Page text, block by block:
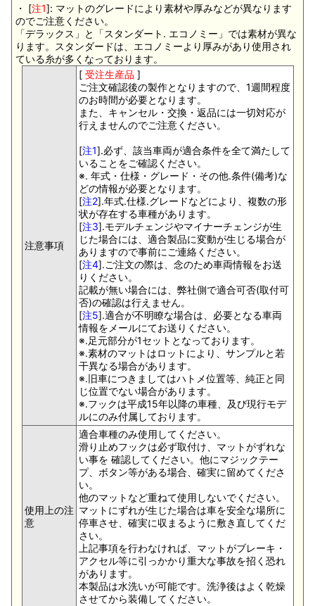
・ [注1]: マットのグレードにより素材や厚みなどが異なります
のでご注意ください。
「デラックス」と「スタンダート. エコノミー」では素材が異な
ります。スタンダードは、エコノミーより厚みがあり使用され
ている糸が多くなっております。
注意事項
[ 受注生産品 ]
ご注文確認後の製作となりますので、1週間程度
のお時間が必要となります。
また、キャンセル・交換・返品には一切対応が
行えませんのでご注意ください。
[注1].必ず、該当車両が適合条件を全て満たして
いることをご確認ください。
※. 年式・仕様・グレード・その他.条件(備考)な
どの情報が必要となります。
[注2].年式.仕様.グレードなどにより、複数の形
状が存在する車種があります。
[注3].モデルチェンジやマイナーチェンジが生
じた場合には、適合製品に変動が生じる場合が
ありますので事前にご連絡ください。
[注4].ご注文の際は、念のため車両情報をお送
りください。
記載が無い場合には、弊社側で適合可否(取付可
否)の確認は行えません。
[注5].適合が不明瞭な場合は、必要となる車両
情報をメールにてお送りください。
※.足元部分が1セットとなっております。
※.素材のマットはロットにより、サンプルと若
干異なる場合があります。
※.旧車につきましてはハトメ位置等、純正と同
じ位置でない場合があります。
※.フックは平成15年以降の車種、及び現行モデ
ルにのみ付属しております。
使用上の注
意
適合車種のみ使用してください。
滑り止めフックは必ず取付け、マットがずれな
い事を 確認してください。他にマジックテー
プ、ボタン等がある場合、確実に留めてくださ
い。
他のマットなど重ねて使用しないでください。
マットにずれが生じた場合は車を安全な場所に
停車させ、確実に収まるように敷き直してくだ
さい。
上記事項を行わなければ、マットがブレーキ・
アクセル等に引っかかり重大な事故を招く恐れ
があります。
本製品は水洗いが可能です。洗浄後はよく乾燥
させてから装備してください。